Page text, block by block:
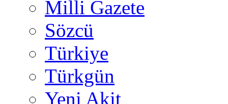
Milli Gazete
Sözcü
Türkiye
Türkgün
Yeni Akit